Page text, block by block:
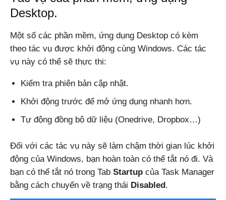
Desktop.
Một số các phần mềm, ứng dụng Desktop có kèm
theo tác vụ được khởi động cùng Windows. Các tác
vụ này có thể sẽ thực thi:
Kiểm tra phiên bản cập nhật.
Khởi động trước để mở ứng dụng nhanh hơn.
Tự động đồng bộ dữ liệu (Onedrive, Dropbox…)
Đối với các tác vụ này sẽ làm chậm thời gian lúc khởi
động của Windows, bạn hoàn toàn có thể tắt nó đi. Và
bạn có thể tắt nó trong Tab Startup của Task Manager
bằng cách chuyển về trạng thái Disabled.